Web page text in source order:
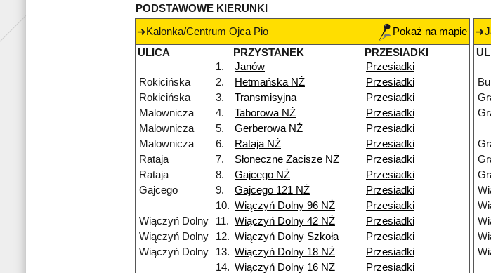
PODSTAWOWE KIERUNKI
Kalonka/Centrum Ojca Pio
Pokaż na mapie
ULICA
PRZYSTANEK
PRZESIADKI
1.
Janów
Przesiadki
Rokicińska
2. Hetmańska NŻ
Przesiadki
Rokicińska
3. Transmisyjna
Przesiadki
Malownicza
4. Taborowa NŻ
Przesiadki
Malownicza
5. Gerberowa NŻ
Przesiadki
Malownicza
6. Rataja NŻ
Przesiadki
Rataja
7. Słoneczne Zacisze NŻ
Przesiadki
Rataja
8. Gajcego NŻ
Przesiadki
Gajcego
9. Gajcego 121 NŻ
Przesiadki
10. Wiączyń Dolny 96 NŻ
Przesiadki
Wiączyń Dolny
11. Wiączyń Dolny 42 NŻ
Przesiadki
Wiączyń Dolny
12. Wiączyń Dolny Szkoła
Przesiadki
Wiączyń Dolny
13. Wiączyń Dolny 18 NŻ
Przesiadki
14. Wiączyń Dolny 16 NŻ Przesiadki